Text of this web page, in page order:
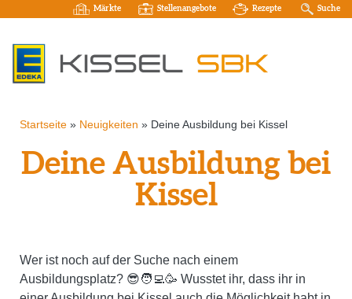
Märkte Stellenangebote Rezepte Suche
Startseite » Neuigkeiten » Deine Ausbildung bei Kissel
Deine Ausbildung bei
Kissel
Wer ist noch auf der Suche nach einem
Ausbildungsplatz? 😎🧑‍💻🥳 Wusstet ihr, dass ihr in